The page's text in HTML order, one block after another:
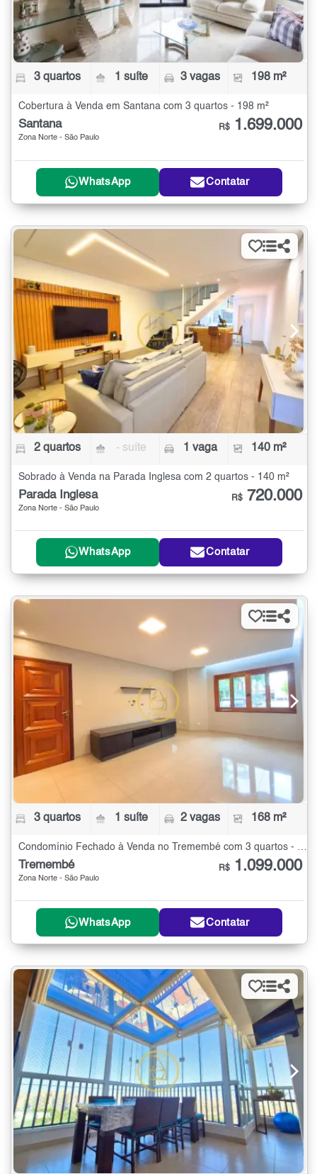
3 quartos 1 suíte 3 vagas 198 m²
Cobertura à Venda em Santana com 3 quartos - 198 m²
Santana
Zona Norte - São Paulo
R$ 1.699.000
WhatsApp Contatar
2 quartos - suíte 1 vaga 140 m²
Sobrado à Venda na Parada Inglesa com 2 quartos - 140 m²
Parada Inglesa
Zona Norte - São Paulo
R$ 720.000
WhatsApp Contatar
3 quartos 1 suíte 2 vagas 168 m²
Condomínio Fechado à Venda no Tremembé com 3 quartos - 168 m²
Tremembé
Zona Norte - São Paulo
R$ 1.099.000
WhatsApp Contatar